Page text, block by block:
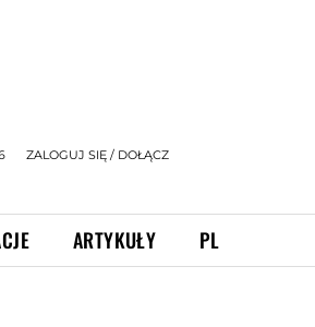
ZALOGUJ SIĘ / DOŁĄCZ
ARTYKUŁY PL